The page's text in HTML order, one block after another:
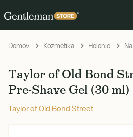
Domov Kozmetika Holenie
Taylor of Old Bond
Pre-Shave Gel (30 ml)
Taylor of Old Bond Street